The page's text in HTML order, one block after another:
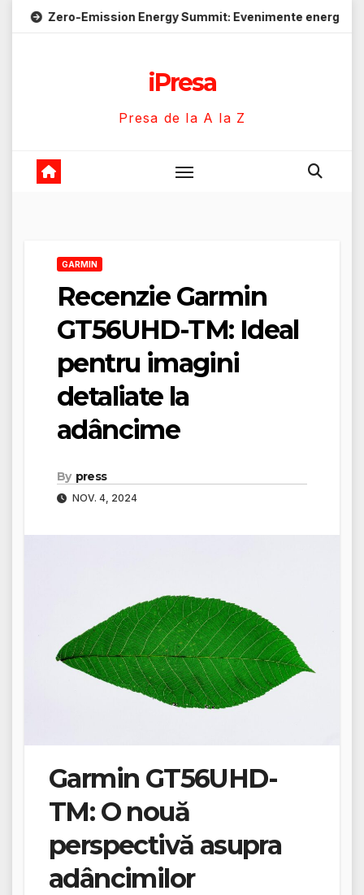
Emission Energy Summit: Evenimente energie despre
iPresa
Presa de la A la Z
GARMIN
Recenzie Garmin
GT56UHD-TM: Ideal
pentru imagini
detaliate la
adâncime
By press
NOV. 4, 2024
Garmin GT56UHD-
TM: O nouă
perspectivă asupra
adâncimilor